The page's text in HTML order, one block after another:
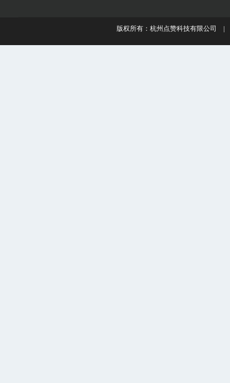
版权所有：杭州点赞科技有限公司